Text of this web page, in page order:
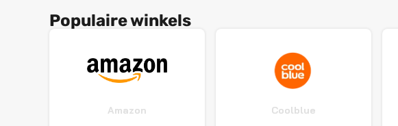
Populaire winkels
Amazon Coolblue